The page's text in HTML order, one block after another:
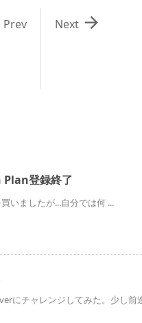

Next
Prev
登録終了
いましたが...自分では何 ...
にチャレンジしてみた。少し前